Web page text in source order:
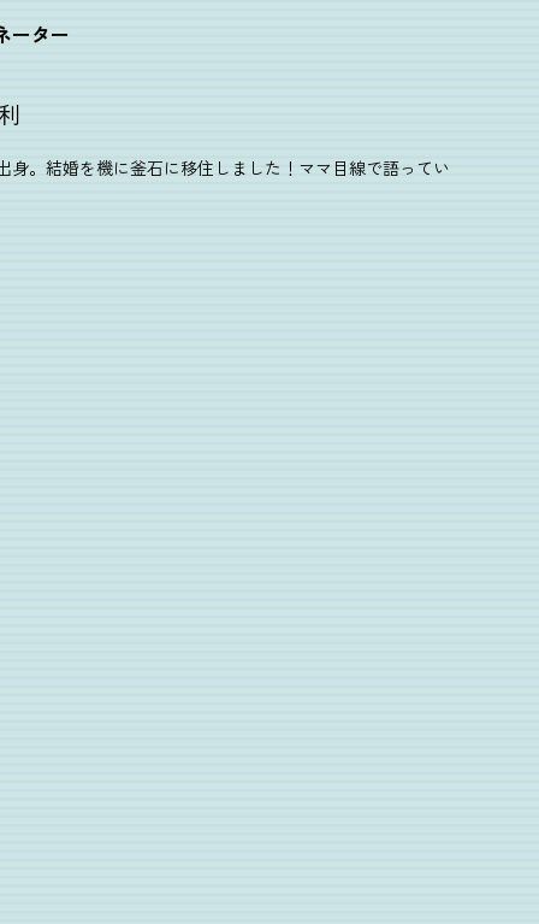
ーター
身。結婚を機に釜石に移住しました！ママ目線で語ってい